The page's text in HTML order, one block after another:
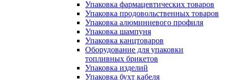
Упаковка фармацевтических товаров
Упаковка продовольственных товаров
Упаковка алюминиевого профиля
Упаковка шампуня
Упаковка канцтоваров
Оборудование для упаковки
топливных брикетов
Упаковка изделий
Упаковка бухт кабеля